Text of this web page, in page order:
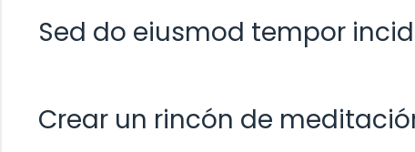
Sed do eiusmod tempor
Crear un rincón de